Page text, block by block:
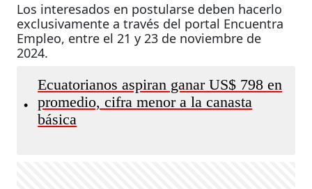
Los interesados en postularse deben hacerlo
exclusivamente a través del portal Encuentra
Empleo, entre el 21 y 23 de noviembre de
2024.
•
Ecuatorianos aspiran ganar US$ 798 en
promedio, cifra menor a la canasta
básica